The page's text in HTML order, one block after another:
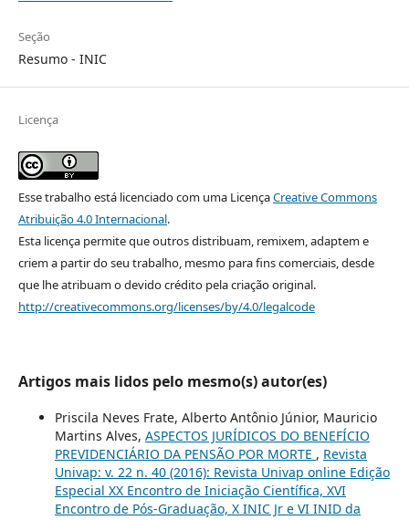
Seção
Resumo - INIC
Licença
Esse trabalho está licenciado com uma LicençaCreative Commons
Atribuição 4.0 Internacional.
Esta licença permite que outros distribuam, remixem, adaptem e
criem a partir do seu trabalho, mesmo para fins comerciais, desde
que lhe atribuam o devido crédito pela criação original.
http://creativecommons.org/licenses/by/4.0/legalcode
Artigos mais lidos pelo mesmo(s) autor(es)
Priscila Neves Frate, Alberto Antônio Júnior, Mauricio
Martins Alves, ASPECTOS JURÍDICOS DO BENEFÍCIO
PREVIDENCIÁRIO DA PENSÃO POR MORTE , Revista
Univap: v. 22 n. 40 (2016): Revista Univap online Edição
Especial XX Encontro de Iniciação Científica, XVI
Encontro de Pós-Graduação, X INIC Jr e VI INID da